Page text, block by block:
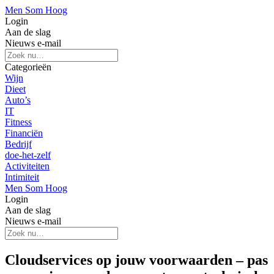
Men Som Hoog
Login
Aan de slag
Nieuws e-mail
Categorieën
Wijn
Dieet
Auto’s
IT
Fitness
Financiën
Bedrijf
doe-het-zelf
Activiteiten
Intimiteit
Men Som Hoog
Login
Aan de slag
Nieuws e-mail
Cloudservices op jouw voorwaarden – pas